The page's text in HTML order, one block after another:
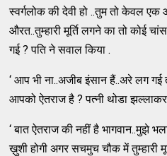
स्वर्गलोक की देवी हो ..तुम तो केवल
औरत..तुम्हारी मूर्ति लगने का तो कोई
गई ? पति ने सवाल किया .
‘ आप भी ना..अजीब इंसान हैं..अरे लग गई
आपको ऐतराज है ? पत्नी थोडा झल्लाकर
‘ बात ऐतराज की नहीं है भागवान..मुझे
ख़ुशी होगी अगर सचमुच चौक में तुम्हारी